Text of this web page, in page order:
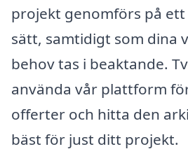
projekt genomförs på
sätt, samtidigt som dina
behov tas i beaktande.
använda vår plattform
offerter och hitta den
bäst för just ditt projekt.